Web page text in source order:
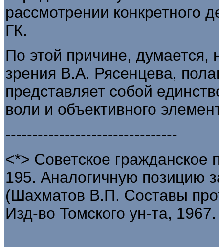
рассмотрении конкретного
ГК.
По этой причине, думается,
зрения В.А. Рясенцева,
представляет собой
воли и объективного
--------------------------------
<*> Советское
195. Аналогичную позицию
(Шахматов В.П. Составы
Изд-во Томского ун-та,